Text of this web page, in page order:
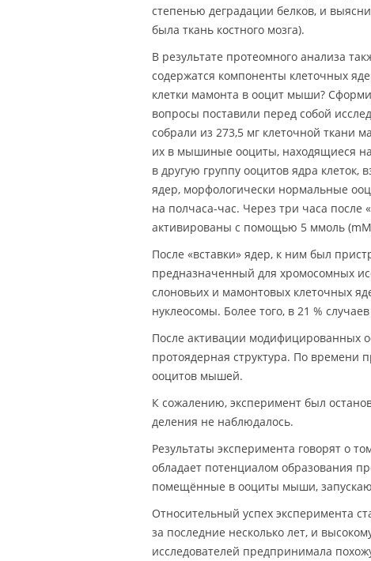
степенью деградации белков, и
была ткань костного мозга).
В результате протеомного анализа
содержатся компоненты клеточных
клетки мамонта в ооцит мыши?
вопросы поставили перед собой
собрали из 273,5 мг клеточной ткани
их в мышиные ооциты, находящиеся
в другую группу ооцитов ядра клеток,
ядер, морфологически нормальные
на полчаса-час. Через три часа
активированы с помощью 5 ммоль
После «вставки» ядер, к ним был
предназначенный для хромосомных
слоновьих и мамонтовых клеточных
нуклеосомы. Более того, в 21 %
После активации модифицированных
протоядерная структура. По времени
ооцитов мышей.
К сожалению, эксперимент был
деления не наблюдалось.
Результаты эксперимента говорят о
обладает потенциалом образования
помещённые в ооциты мыши,
Относительный успех эксперимента
за последние несколько лет, и
исследователей предпринимала